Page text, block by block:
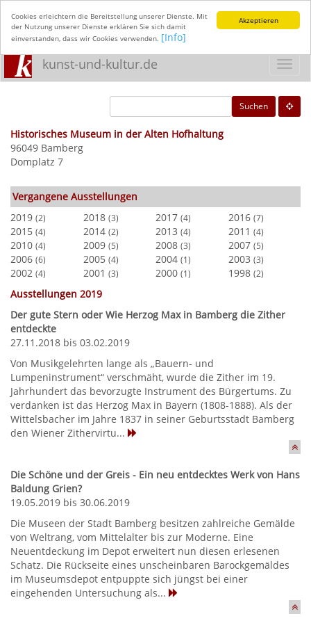
Akzeptieren
Cookies erleichtern die Bereitstellung unserer Dienste. Mit
der Nutzung unserer Dienste erklären Sie sich damit
einverstanden, dass wir Cookies verwenden. [Info]
kunst-und-kultur.de
Suchen
Historisches Museum in der Alten Hofhaltung
96049 Bamberg
Domplatz 7
Vergangene Ausstellungen
2019 (2) 2018 (3) 2017 (4) 2016 (7)
2015 (4) 2014 (2) 2013 (4) 2011 (4)
2010 (4) 2009 (5) 2008 (3) 2007 (5)
2006 (6) 2005 (4) 2004 (1) 2003 (3)
2002 (4) 2001 (3) 2000 (1) 1998 (2)
Ausstellungen 2019
Der gute Stern oder Wie Herzog Max in Bamberg die Zither
entdeckte
27.11.2018 bis 03.02.2019
Von Musikgelehrten lange als „Bauern- und
Lumpeninstrument“ verschmäht, wurde die Zither im 19.
Jahrhundert das bevorzugte Instrument des Bürgertums. Zu
verdanken ist das Herzog Max in Bayern (1808-1888). Als der
Wittelsbacher im Jahre 1837 in seiner Geburtsstadt Bamberg
den Wiener Zithervirtu...
Die Schöne und der Greis - Ein neu entdecktes Werk von Hans
Baldung Grien?
19.05.2019 bis 30.06.2019
Die Museen der Stadt Bamberg besitzen zahlreiche Gemälde
von Weltrang, vom Mittelalter bis zur Moderne. Eine
Neuentdeckung im Depot erweitert nun diesen erlesenen
Schatz. Die Rückseite eines unscheinbaren Barockgemäldes
im Museumsdepot entpuppte sich jüngst bei einer
eingehenden Untersuchung als...